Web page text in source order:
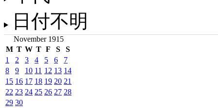
日付不明
November 1915
M T W T F S S
1 2 3 4 5 6
7
8
9 10 11 12 13 14
15 16 17 18 19 20 21
22 23 24 25 26 27 28
29 30